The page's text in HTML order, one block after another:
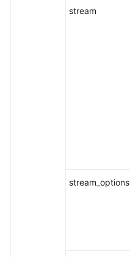
stream
stream_options